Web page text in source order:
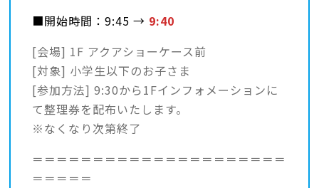
■開始時間：9:45 → 9:40
[会場] 1F アクアショーケース前
[対象] 小学生以下のお子さま
[参加方法] 9:30から1Fインフォメーションに
て整理券を配布いたします。
※なくなり次第終了
＝＝＝＝＝＝＝＝＝＝＝＝＝＝＝＝＝＝＝＝＝
＝＝＝＝＝